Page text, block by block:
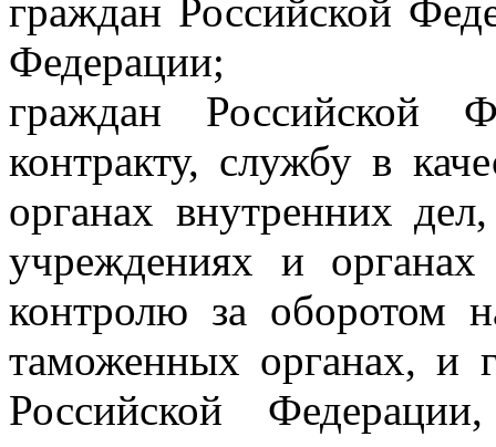
граждан Российской
Федерации;
граждан Российской
контракту, службу в
органах внутренних
учреждениях и органах
контролю за оборотом
таможенных органах, и
Российской